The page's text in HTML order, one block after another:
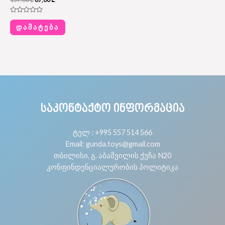
Rated
out
of
ᲓᲐᲛᲐᲢᲔᲑᲐ
ᲡᲐᲙᲝᲜᲢᲐᲥᲢᲝ ᲘᲜᲤᲝᲠᲛᲐᲪᲘᲐ
ტელ : +995 557 514 566
Email: gunda.toys@gmail.com
თბილისი, გ. აბაშვილის ქუჩა N20
კონფინდენციალურობის პოლიტიკა